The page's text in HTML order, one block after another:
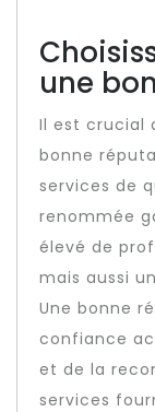
une
Il est crucial
bonne
services de
renommée
élevé de
mais aussi
Une bonne
confiance
et de la
services